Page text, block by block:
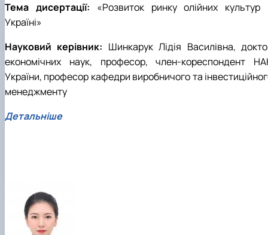
Тема дисертації: «Розвиток ринку олійних культур
Україні»
Науковий керівник: Шинкарук Лідія Василівна,
економічних наук, професор, член-кореспондент
України, професор кафедри виробничого та
менеджменту
Детальніше